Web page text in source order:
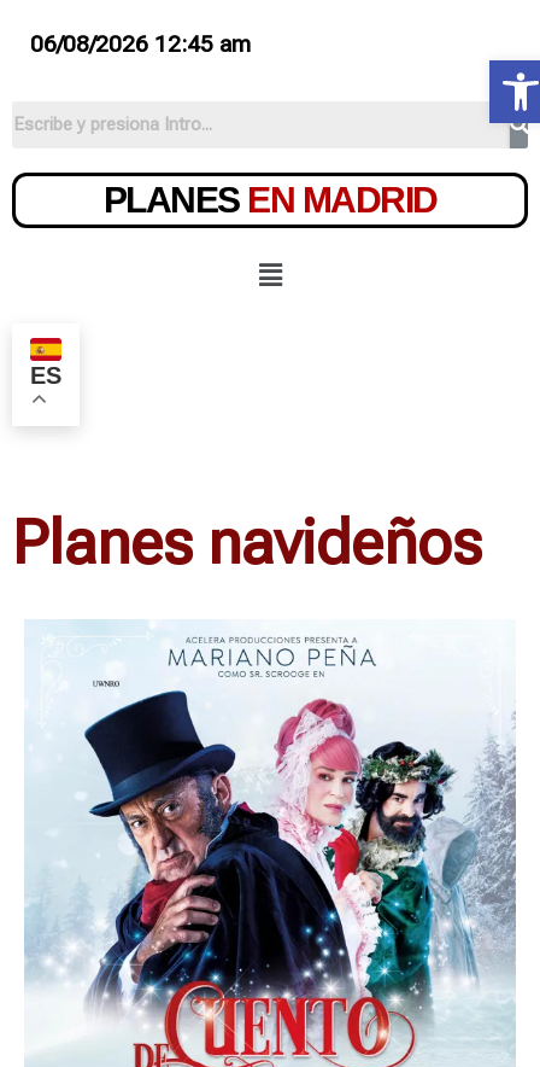
06/08/2026 12:45 am
PLANES EN MADRID
ES
Planes navideños